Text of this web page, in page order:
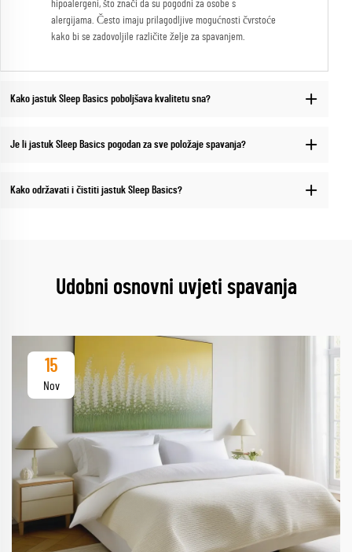
hipoalergeni, što znači da su pogodni za osobe s
alergijama. Često imaju prilagodljive mogućnosti čvrstoće
kako bi se zadovoljile različite želje za spavanjem.
Kako jastuk Sleep Basics poboljšava kvalitetu sna?
Je li jastuk Sleep Basics pogodan za sve položaje spavanja?
Kako održavati i čistiti jastuk Sleep Basics?
Udobni osnovni uvjeti spavanja
15
Nov